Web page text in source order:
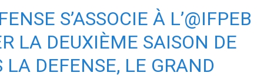
S’ASSOCIE À L’@IFPEB
LA DEUXIÈME SAISON DE
LA DEFENSE, LE GRAND